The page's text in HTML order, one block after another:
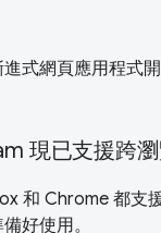
式網頁應用程式
現已支援跨瀏
和 Chrome 都支
好使用。